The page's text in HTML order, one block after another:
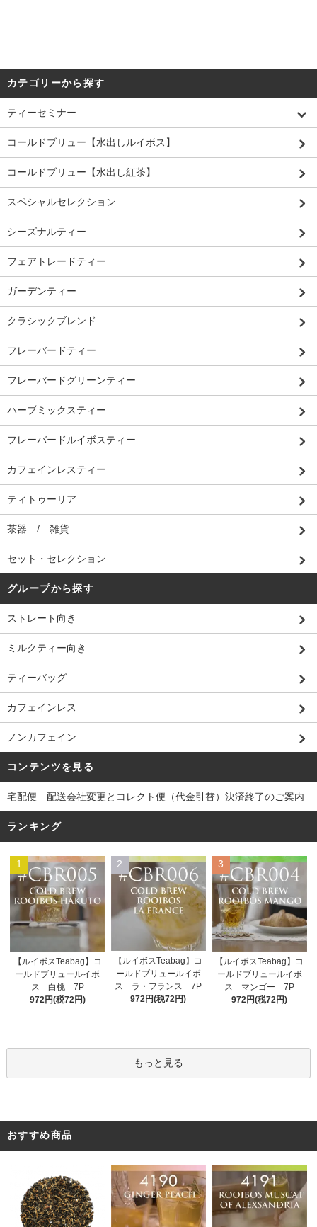
カテゴリーから探す
ティーセミナー
コールドブリュー【水出しルイボス】
コールドブリュー【水出し紅茶】
スペシャルセレクション
シーズナルティー
フェアトレードティー
ガーデンティー
クラシックブレンド
フレーバードティー
フレーバードグリーンティー
ハーブミックスティー
フレーバードルイボスティー
カフェインレスティー
ティトゥーリア
茶器 / 雑貨
セット・セレクション
グループから探す
ストレート向き
ミルクティー向き
ティーバッグ
カフェインレス
ノンカフェイン
コンテンツを見る
宅配便 配送会社変更とコレクト便（代金引替）決済終了のご案内
ランキング
1
【ルイボスTeabag】コ
ールドブリュールイボ
ス 白桃 7P
972円(税72円)
2
【ルイボスTeabag】コ
ールドブリュールイボ
ス ラ・フランス 7P
972円(税72円)
3
【ルイボスTeabag】コ
ールドブリュールイボ
ス マンゴー 7P
972円(税72円)
もっと見る
おすすめ商品